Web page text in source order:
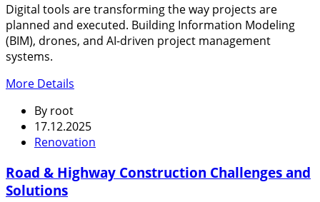
Digital tools are transforming the way projects are
planned and executed. Building Information Modeling
(BIM), drones, and AI-driven project management
systems.
More Details
By root
17.12.2025
Renovation
Road & Highway Construction Challenges and
Solutions